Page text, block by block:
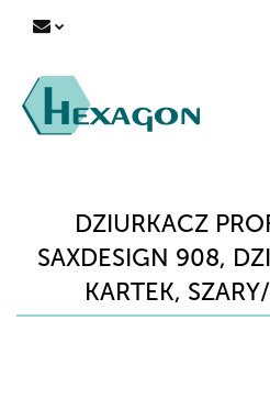
DZIURKACZ
SAXDESIGN 908,
KARTEK,